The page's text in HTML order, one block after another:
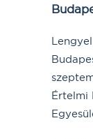
Értelmi